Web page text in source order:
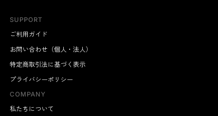
SUPPORT
ご利用ガイド
お問い合わせ（個人・法人）
特定商取引法に基づく表示
プライバシーポリシー
COMPANY
私たちについて